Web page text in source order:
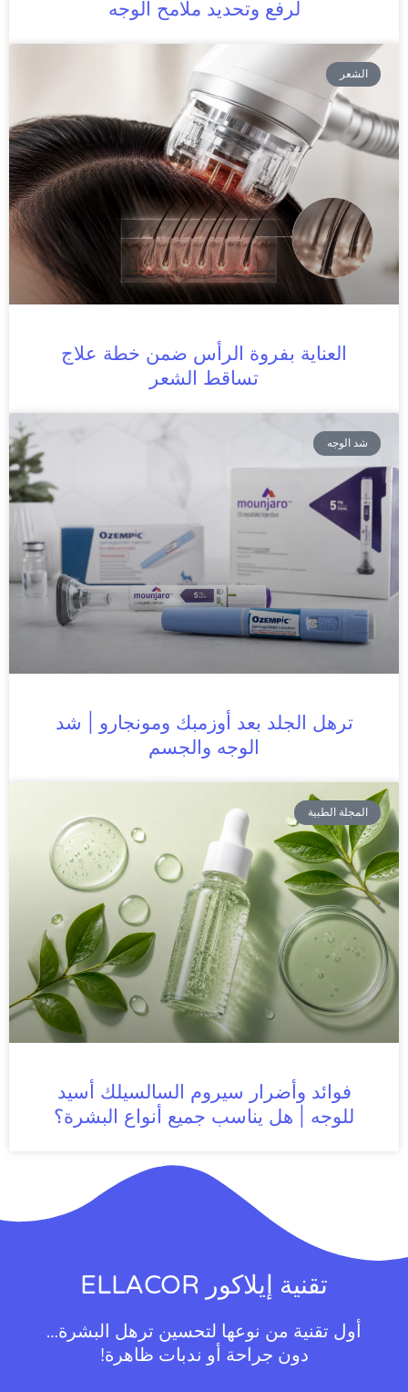
لرفع وتحديد ملامح الوجه
الشعر
العناية بفروة الرأس ضمن خطة علاج
تساقط الشعر
شد الوجه
ترهل الجلد بعد أوزمبك ومونجارو | شد
الوجه والجسم
المجلة الطبية
فوائد وأضرار سيروم السالسيلك أسيد
للوجه | هل يناسب جميع أنواع البشرة؟
تقنية إيلاكور ELLACOR
أول تقنية من نوعها لتحسين ترهل البشرة…
دون جراحة أو ندبات ظاهرة!